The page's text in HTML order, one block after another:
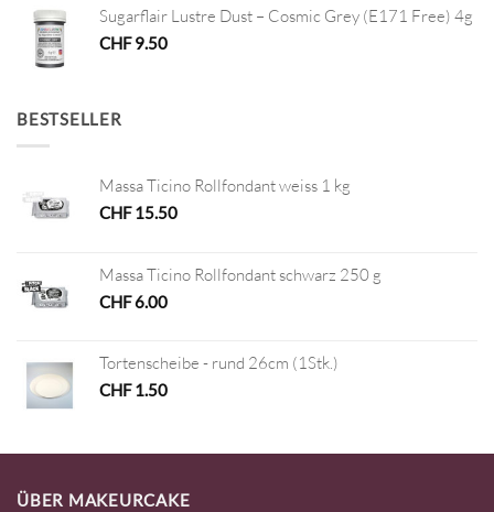
Sugarflair Lustre Dust – Cosmic Grey (E171 Free) 4g
CHF9.50
BESTSELLER
Massa Ticino Rollfondant weiss 1 kg
CHF15.50
Massa Ticino Rollfondant schwarz 250 g
CHF6.00
Tortenscheibe - rund 26cm (1Stk.)
CHF1.50
ÜBER MAKEURCAKE